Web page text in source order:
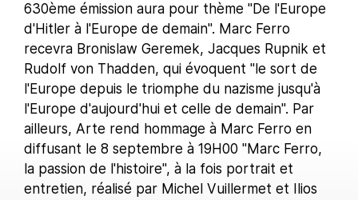
630ème émission aura pour thème "De l'Europe
d'Hitler à l'Europe de demain". Marc Ferro
recevra Bronislaw Geremek, Jacques Rupnik et
Rudolf von Thadden, qui évoquent "le sort de
l'Europe depuis le triomphe du nazisme jusqu'à
l'Europe d'aujourd'hui et celle de demain". Par
ailleurs, Arte rend hommage à Marc Ferro en
diffusant le 8 septembre à 19H00 "Marc Ferro,
la passion de l'histoire", à la fois portrait et
entretien, réalisé par Michel Vuillermet et Ilios